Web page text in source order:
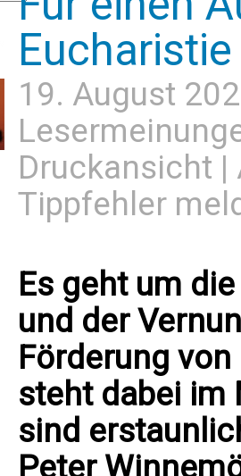
Eucharistie
19. August
Druckansicht |
Tippfehler
Es geht um
und der
Förderung
steht dabei im
sind
Peter